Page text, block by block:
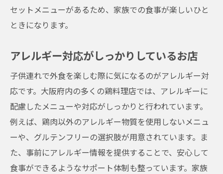
セットメニューがあるため、家族での食事が楽しいひと
ときになります。
アレルギー対応がしっかりしているお店
子供連れで外食を楽しむ際に気になるのがアレルギー対
応です。大阪府内の多くの鶏料理店では、アレルギーに
配慮したメニューや対応がしっかりと行われています。
例えば、鶏肉以外のアレルギー物質を使用しないメニュ
ーや、グルテンフリーの選択肢が用意されています。ま
た、事前にアレルギー情報を提供することで、安心して
食事ができるようなサポート体制も整っています。家族